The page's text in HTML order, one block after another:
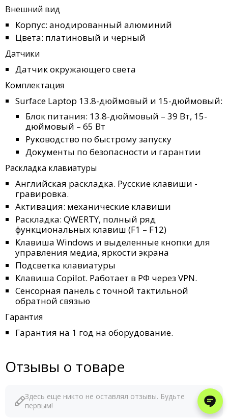
Внешний вид
Корпус: анодированный алюминий
Цвета: платиновый и черный
Датчики
Датчик окружающего света
Комплектация
Surface Laptop 13.8-дюймовый и 15-дюймовый:
Блок питания: 13.8-дюймовый – 39 Вт, 15-
дюймовый – 65 Вт
Руководство по быстрому запуску
Документы по безопасности и гарантии
Раскладка клавиатуры
Английская раскладка. Русские клавиши -
гравировка.
Активация: механические клавиши
Раскладка: QWERTY, полный ряд
функциональных клавиш (F1 – F12)
Клавиша Windows и выделенные кнопки для
управления медиа, яркости экрана
Подсветка клавиатуры
Клавиша Copilot. Работает в РФ через VPN.
Сенсорная панель с точной тактильной
обратной связью
Гарантия
Гарантия на 1 год на оборудование.
Отзывы о товаре
Здесь еще никто не оставлял отзывы. Будьте
первым!